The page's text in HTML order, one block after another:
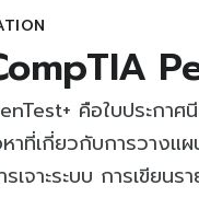
คือใบประกา
าที่เกี่ยวกับการวางแ
รเจาะระบบ การเขีย